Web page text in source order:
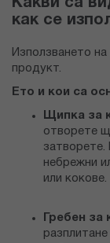
Какви са
как се
Използването
продукт.
Ето и кои са
Щипка за
отворете
затворете.
небрежни
или кокове.
Гребен за